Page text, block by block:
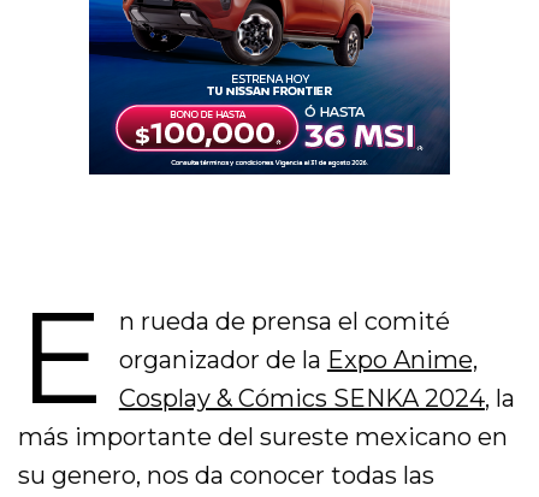
E
n rueda de prensa el comité
organizador de la Expo Anime,
Cosplay & Cómics SENKA 2024, la
más importante del sureste mexicano en
su genero, nos da conocer todas las